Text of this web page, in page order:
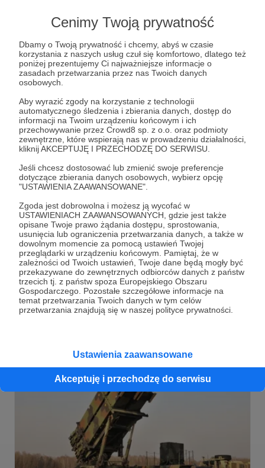
Cenimy Twoją prywatność
Dbamy o Twoją prywatność i chcemy, abyś w czasie
korzystania z naszych usług czuł się komfortowo, dlatego też
poniżej prezentujemy Ci najważniejsze informacje o
zasadach przetwarzania przez nas Twoich danych
osobowych.
Aby wyrazić zgody na korzystanie z technologii
automatycznego śledzenia i zbierania danych, dostęp do
informacji na Twoim urządzeniu końcowym i ich
przechowywanie przez Crowd8 sp. z o.o. oraz podmioty
zewnętrzne, które wspierają nas w prowadzeniu działalności,
kliknij AKCEPTUJĘ I PRZECHODZĘ DO SERWISU.
Jeśli chcesz dostosować lub zmienić swoje preferencje
dotyczące zbierania danych osobowych, wybierz opcję
"USTAWIENIA ZAAWANSOWANE".
Zgoda jest dobrowolna i możesz ją wycofać w
USTAWIENIACH ZAAWANSOWANYCH, gdzie jest także
opisane Twoje prawo żądania dostępu, sprostowania,
usunięcia lub ograniczenia przetwarzania danych, a także w
dowolnym momencie za pomocą ustawień Twojej
przeglądarki w urządzeniu końcowym. Pamiętaj, że w
zależności od Twoich ustawień, Twoje dane będą mogły być
przekazywane do zewnętrznych odbiorców danych z państw
trzecich tj. z państw spoza Europejskiego Obszaru
Gospodarczego. Pozostałe szczegółowe informacje na
temat przetwarzania Twoich danych w tym celów
przetwarzania znajdują się w naszej polityce prywatności.
Ustawienia zaawansowane
Akceptuję i przechodzę do serwisu
Bogowie
będzie armia, bez sprawnej logistyki poniesie porażkę. Ale
logistyka to nie wszystko...
wojna w ukrainie logistyka zbrojeniówka +4
03.01.2023 ● Brak komentarzy
Zastępowalni
Nie wiem, czy odpowiedzialny "za Makiejewkę" oficer
stanie przed sądem – w realiach rosyjskiej armii prędzej
podwładni rozjadą go ciągnikiem artyleryjskim.